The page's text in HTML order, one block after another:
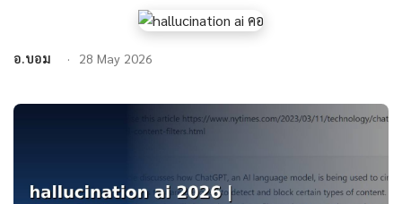
อ.บอม 28 May 2026